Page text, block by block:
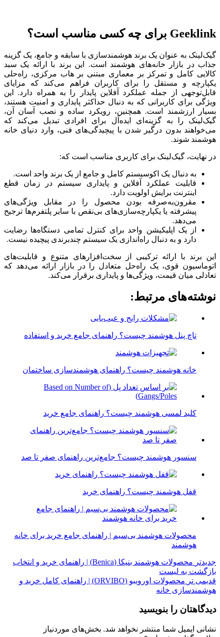
Geeklink برای چه کسی مناسب است؟
گیک‌لینک به عنوان یک برند هوشمندسازی با سابقه و جامع، یک گزینه
جذاب در بازار خانه‌های هوشمند است. این برند با ارائه یک سبد
کالایی کامل و تمرکز بر معماری مبتنی بر هاب مرکزی، راه‌حلی
یکپارچه و مستقل را برای کاربران فراهم می‌کند که مزایای
قابل‌توجهی از جمله عملکرد آفلاین پایدار را به همراه دارد. این
ویژگی برای کاربرانی که به دنبال حداکثر پایداری و امنیت هستند،
بسیار ارزشمند است. همچنین، رویکرد ساده و نصب آسان آن،
گیک‌لینک را به گزینه‌ای ایده‌آل برای افرادی تبدیل می‌کند که
می‌خواهند بدون درگیر شدن با پیچیدگی‌های فنی، وارد دنیای خانه
هوشمند شوند.
در نهایت، گیک‌لینک برای کاربری مناسب است که:
به دنبال یک اکوسیستم کامل و جامع از یک برند واحد است.
قابلیت عملکرد آفلاین و پایداری سیستم در زمان قطع
اینترنت برایش اولویت دارد.
مقرون‌به‌صرفه بودن محصول را در مقابل ویژگی‌های
پیشرفته یا یکپارچه‌سازی‌های بی‌نقص با سایر پلتفرم‌ها ترجیح
می‌دهد.
از یک اپلیکیشن واحد برای کنترل تمامی دستگاه‌ها رضایت
دارد و به دنبال راه‌اندازی یک سیستم چندبرندی پیچیده نیست.
این برند با ارائه ترکیبی از سخت‌افزارهای متنوع و قابلیت‌های
اتوماسیون قوی، یک راه‌حل متعادل را در بازار ارائه می‌دهد که
تعادلی میان قیمت، ویژگی‌ها و پایداری برقرار می‌کند.
نوشته‌های مرتبط:
تاچ پنل هوشمند چیست؟ راهنمای جامع خرید و استفاده
خانه هوشمند چیست؟ راهنمای هوشمندسازی ساختمان
کلید لمسی هوشمند چیست؟ راهنمای جامع خرید
سنسور هوشمند چیست؟ جامع‌ترین راهنمای صفر تا صد
قفل هوشمند چیست؟ راهنمای خرید
محصولات هوشمند بی‌سیم | راهنمای جامع خرید برای خانه
هوشمند
جدیدتر محصولات هوشمند بنیکا (Benica) | راهنمای خرید و انتخاب
بازگشت به لیست
قدیمی تر
محصولات اورویبو (ORVIBO) | راهنمای کامل خرید و
هوشمندسازی خانه
دیدگاهتان را بنویسید
نشانی ایمیل شما منتشر نخواهد شد. بخش‌های موردنیاز